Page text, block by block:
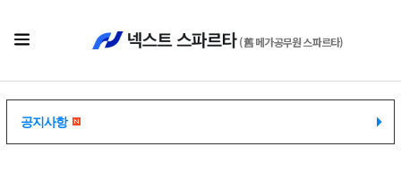
(舊 메가공무원 스파르타)
공지사항
공지사항